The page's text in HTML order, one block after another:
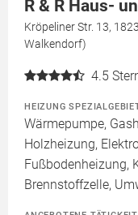
R & R Haus-
Kröpeliner Str. 13,
Walkendorf)
4.5
HEIZUNG
Wärmepumpe,
Holzheizung,
Fußbodenheizung,
Brennstoffzelle,